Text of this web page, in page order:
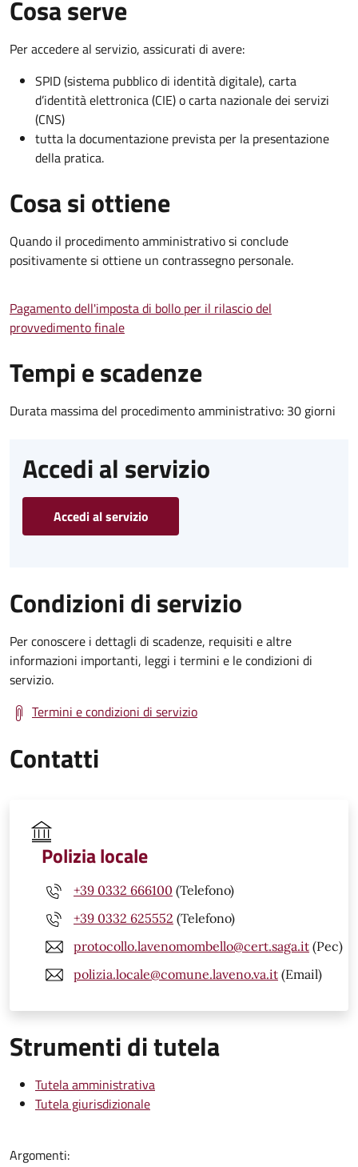
Cosa serve
Per accedere al servizio, assicurati di avere:
SPID (sistema pubblico di identità digitale), carta
d’identità elettronica (CIE) o carta nazionale dei servizi
(CNS)
tutta la documentazione prevista per la presentazione
della pratica.
Cosa si ottiene
Quando il procedimento amministrativo si conclude
positivamente si ottiene un contrassegno personale.
Pagamento dell'imposta di bollo per il rilascio del
provvedimento finale
Tempi e scadenze
Durata massima del procedimento amministrativo: 30 giorni
Accedi al servizio
Accedi al servizio
Condizioni di servizio
Per conoscere i dettagli di scadenze, requisiti e altre
informazioni importanti, leggi i termini e le condizioni di
servizio.
Termini e condizioni di servizio
Contatti
Polizia locale
+39 0332 666100 (Telefono)
+39 0332 625552 (Telefono)
protocollo.lavenomombello@cert.saga.it (Pec)
polizia.locale@comune.laveno.va.it (Email)
Strumenti di tutela
Tutela amministrativa
Tutela giurisdizionale
Argomenti: